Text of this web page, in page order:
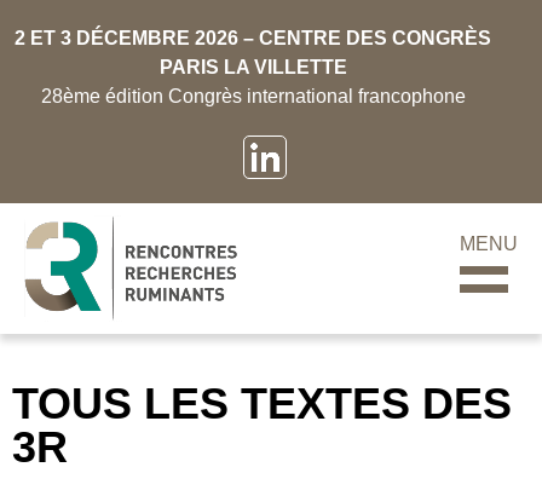
2 ET 3 DÉCEMBRE 2026 – CENTRE DES CONGRÈS
PARIS LA VILLETTE
28ème édition Congrès international francophone
MENU
TOUS LES TEXTES DES
3R